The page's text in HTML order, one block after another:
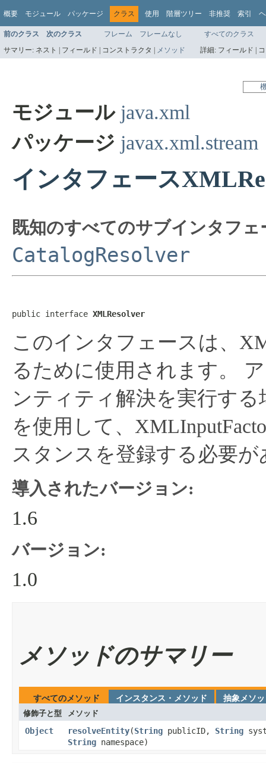
概要 モジュール パッケージ クラス 使用 階層ツリー 非推奨 索引
前のクラス 次のクラス フレーム フレームなし
すべてのクラス
サマリー: ネスト | フィールド | コンストラクタ | メソッド 詳細: フィールド |
モジュール java.xml
パッケージ javax.xml.stream
インタフェース
既知のすべてのサブインタフェ
CatalogResolver
public interface XMLResolver
このインタフェースは、
るために使用されます。
ンティティ解決を実行する
を使用して、
スタンスを登録する必要
導入されたバージョン:
1.6
バージョン:
1.0
メソッドのサマリー
すべてのメソッド インスタンス・メソッド
抽象メソ
修飾子と型
メソッド
Object resolveEntity​(String publicID, String
String namespace)